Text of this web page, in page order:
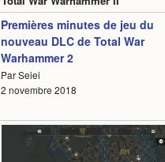
Premières minutes de jeu du
nouveau DLC de Total War
Warhammer 2
Par Seiei
2 novembre 2018